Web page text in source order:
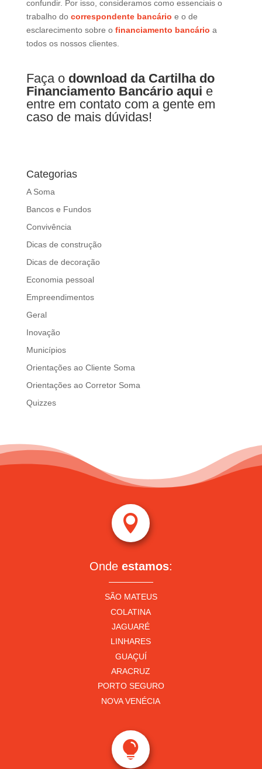
confundir. Por isso, consideramos como essenciais o
trabalho docorrespondente bancário e o de
esclarecimento sobre ofinanciamento bancário a
todos os nossos clientes.
Faça o download da Cartilha do
Financiamento Bancário aqui e
entre em contato com a gente em
caso de mais dúvidas!
Categorias
A Soma
Bancos e Fundos
Convivência
Dicas de construção
Dicas de decoração
Economia pessoal
Empreendimentos
Geral
Inovação
Municípios
Orientações ao Cliente Soma
Orientações ao Corretor Soma
Quizzes

Onde estamos:
SÃO MATEUS
COLATINA
JAGUARÉ
LINHARES
GUAÇUÍ
ARACRUZ
PORTO SEGURO
NOVA VENÉCIA
